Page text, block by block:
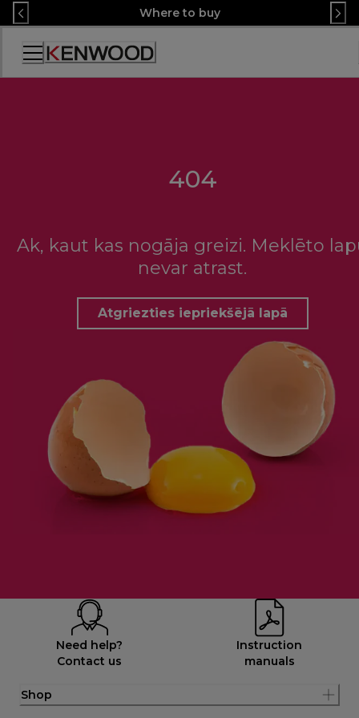
Skip
to
Content
Where to buy
Accessibility
Statement
404
Ak, kaut kas nogāja greizi. Meklēto
nevar atrast.
Atgriezties iepriekšējā lapā
Need help?
Contact us
Instruction
manuals
Shop